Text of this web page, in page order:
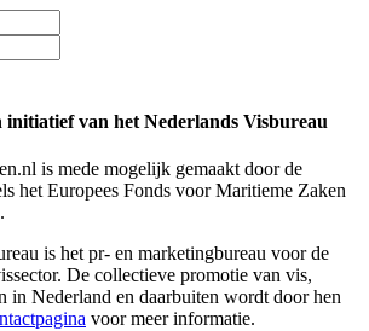
initiatief van het Nederlands Visbureau
is mede mogelijk gemaakt door de
het Europees Fonds voor Maritieme Zaken
is het pr- en marketingbureau voor de
De collectieve promotie van vis,
in Nederland en daarbuiten wordt door hen
voor meer informatie.